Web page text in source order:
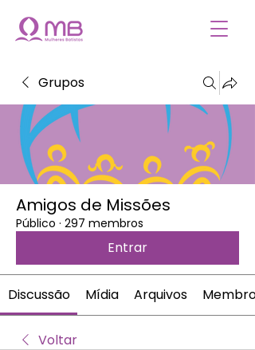
Grupos
Amigos de Missões
Público · 297 membros
Entrar
Discussão Mídia Arquivos Membros
Voltar